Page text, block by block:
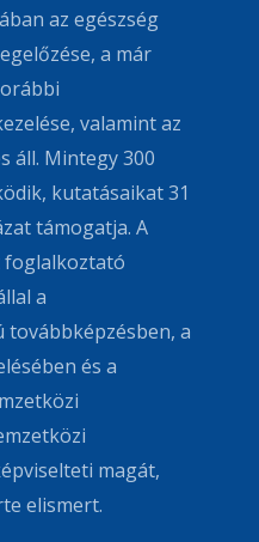
az egészség
a már
valamint az
áll. Mintegy 300
kutatásaikat 31
támogatja. A
foglalkoztató
a
továbbképzésben, a
és a
magát,
elismert.